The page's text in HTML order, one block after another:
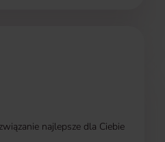
najlepsze dla Ciebie